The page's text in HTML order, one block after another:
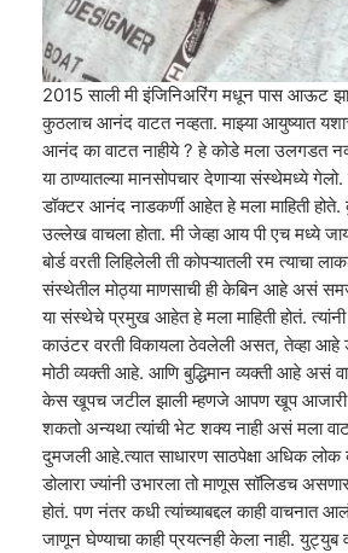
2015 साली मी इंजिनिअरिंग मधून पास आऊट
कुठलाच आनंद वाटत नव्हता. माझ्या आयुष्यात
आनंद का वाटत नाहीये ? हे कोडे मला उलगडत
या ठाण्यातल्या मानसोपचार देणाऱ्या संस्थेमध्ये
डॉक्टर आनंद नाडकर्णी आहेत हे मला माहिती होते.
उल्लेख वाचला होता. मी जेव्हा आय पी एच मध्ये
बोर्ड वरती लिहिलेली ती कोपऱ्यातली रम त्याचा
संस्थेतील मोठ्या माणसाची ही केबिन आहे असं
या संस्थेचे प्रमुख आहेत हे मला माहिती होतं.
काउंटर वरती विकायला ठेवलेली असत, तेव्हा आहे
मोठी व्यक्ती आहे. आणि बुद्धिमान व्यक्ती आहे असं
केस खूपच जटील झाली म्हणजे आपण खूप आजारी
शकतो अन्यथा त्यांची भेट शक्य नाही असं मला
दुमजली आहे.त्यात साधारण साठपेक्षा अधिक लोक
डोलारा ज्यांनी उभारला तो माणूस सॉलिडच
होतं. पण नंतर कधी त्यांच्याबद्दल काही वाचनात आलं
जाणून घेण्याचा काही प्रयत्नही केला नाही. युट्युब